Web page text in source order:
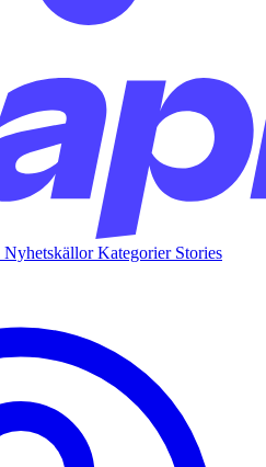
NyhetskällorKategorier Stories